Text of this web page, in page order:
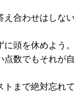
合わせはしな
頭を休めよう。
数でもそれが
まで絶対忘れ